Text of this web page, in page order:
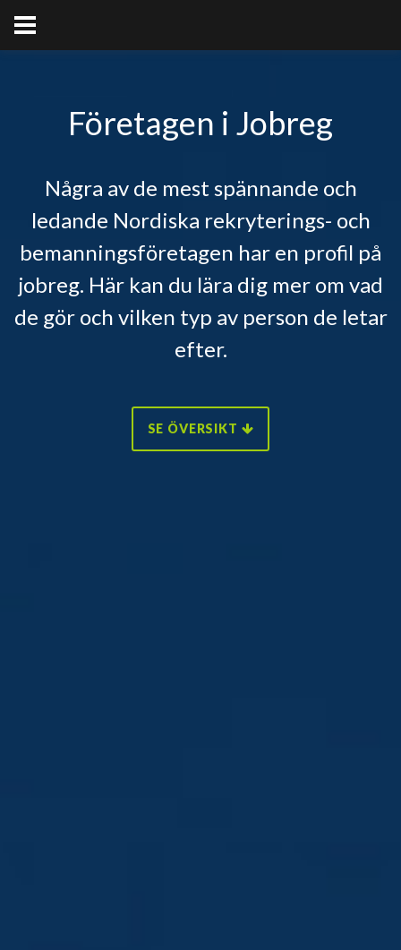
Företagen i Jobreg
Några av de mest spännande och
ledande Nordiska rekryterings- och
bemanningsföretagen har en profil på
jobreg. Här kan du lära dig mer om vad
de gör och vilken typ av person de letar
efter.
SE ÖVERSIKT